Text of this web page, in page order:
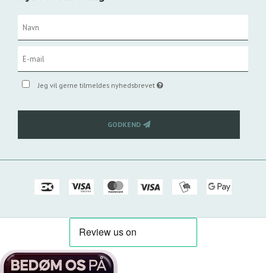
Jeg vil gerne tilmeldes nyhedsbrevet
GODKEND